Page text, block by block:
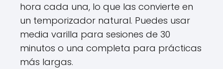
hora cada una, lo que las convierte en
un temporizador natural. Puedes usar
media varilla para sesiones de 30
minutos o una completa para prácticas
más largas.